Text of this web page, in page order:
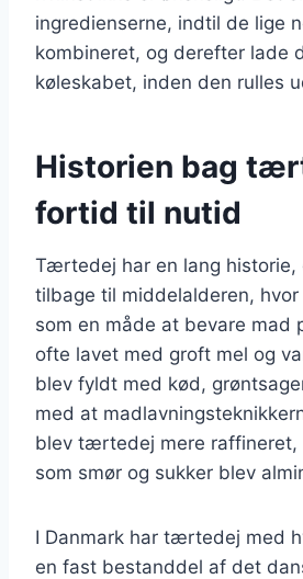
ingredienserne, indtil de lige
kombineret, og derefter lade
køleskabet, inden den rulles
Historien bag
fortid til nutid
Tærtedej har en lang
tilbage til middelalderen,
som en måde at bevare mad
ofte lavet med groft mel og
blev fyldt med kød,
med at
blev tærtedej mere raffineret,
som smør og sukker blev
I Danmark har tærtedej med
en fast bestanddel af det